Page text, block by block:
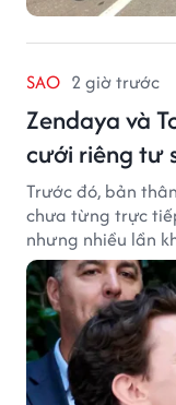
SAO 2 giờ trước
Zendaya và
cưới riêng tư
Trước đó, bản
chưa từng trực
nhưng nhiều lần